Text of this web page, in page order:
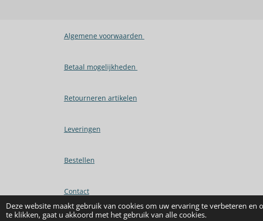
Deze website maakt gebruik van cookies om uw ervaring te verbeteren en
te klikken, gaat u akkoord met het gebruik van alle cookies.
Algemene voorwaarden
Betaal mogelijkheden
Retourneren artikelen
Leveringen
Bestellen
Contact
© 2025 - 2026 Alles voor u keuken en bad vindt u hier.